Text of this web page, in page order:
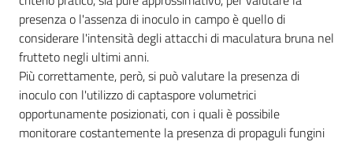
presenza o l'assenza di inoculo in campo è quello di
considerare l'intensità degli attacchi di maculatura bruna nel
frutteto negli ultimi anni.
Più correttamente, però, si può valutare la presenza di
inoculo con l'utilizzo di captaspore volumetrici
opportunamente posizionati, con i quali è possibile
monitorare costantemente la presenza di propaguli fungini